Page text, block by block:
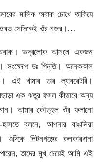
মালিক অবাক চোখে তাকিয়ে
সেদিকেই ওঁর নজর।…
অবাক। ভদ্রলোক আসলে একজন
সংক্ষেপে ডঃ গিন্‌তি। অনেককাল
এই খামার তার ল্যাবরেটরি।
তাছাড়া এক ঋতুর ফসল কীভাবে অন্য
আমার কৌতূহল ওঁর ফলানো
বলনে, আপনার বাঙালিরা
লিটনগঞ্জের কলকারখানা
তাদের মুখ চেয়েই আমি এই